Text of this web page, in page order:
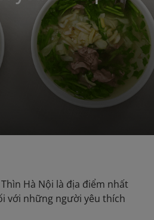
Hà Nội là địa điểm nhất
với những người yêu thích